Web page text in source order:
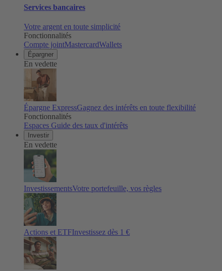
Services bancaires
Votre argent en toute simplicité
Fonctionnalités
Compte jointMastercardWallets
Épargner
En vedette
Épargne ExpressGagnez des intérêts en toute flexibilité
Fonctionnalités
Espaces Guide des taux d'intérêts
Investir
En vedette
InvestissementsVotre portefeuille, vos règles
Actions et ETFInvestissez dès 1 €